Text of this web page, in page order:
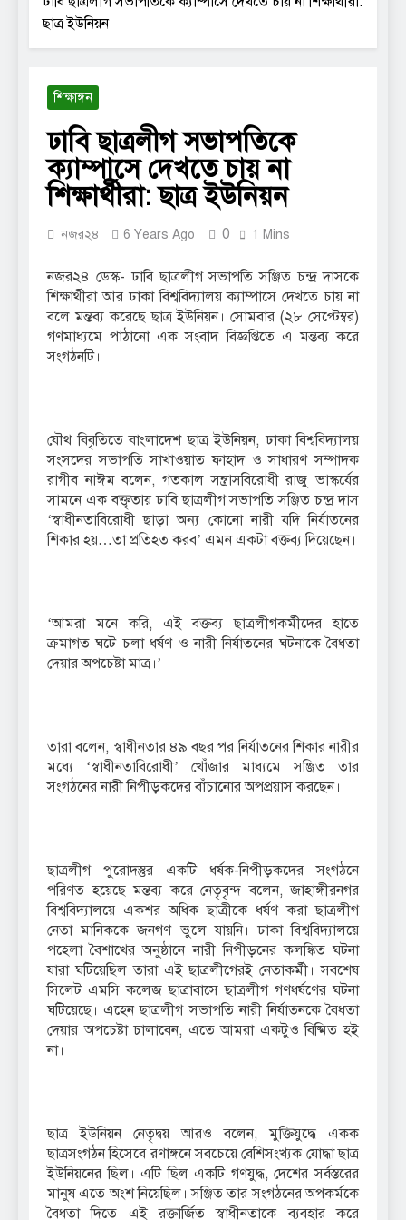
ছাত্র ইউনিয়ন
শিক্ষাঙ্গন
ঢাবি ছাত্রলীগ সভাপতিকে
ক্যাম্পাসে দেখতে চায় না
শিক্ষার্থীরা: ছাত্র ইউনিয়ন
নজর২৪ 6 Years Ago 0 1 Mins
নজর২৪ ডেস্ক- ঢাবি ছাত্রলীগ সভাপতি সঞ্জিত চন্দ্র দাসকে
শিক্ষার্থীরা আর ঢাকা বিশ্ববিদ্যালয় ক্যাম্পাসে দেখতে চায় না
বলে মন্তব্য করেছে ছাত্র ইউনিয়ন। সোমবার (২৮ সেপ্টেম্বর)
গণমাধ্যমে পাঠানো এক সংবাদ বিজ্ঞপ্তিতে এ মন্তব্য করে
সংগঠনটি।
যৌথ বিবৃতিতে বাংলাদেশ ছাত্র ইউনিয়ন, ঢাকা বিশ্ববিদ্যালয়
সংসদের সভাপতি সাখাওয়াত ফাহাদ ও সাধারণ সম্পাদক
রাগীব নাঈম বলেন, গতকাল সন্ত্রাসবিরোধী রাজু ভাস্কর্যের
সামনে এক বক্তৃতায় ঢাবি ছাত্রলীগ সভাপতি সঞ্জিত চন্দ্র দাস
‘স্বাধীনতাবিরোধী ছাড়া অন্য কোনো নারী যদি নির্যাতনের
শিকার হয়…তা প্রতিহত করব’ এমন একটা বক্তব্য দিয়েছেন।
‘আমরা মনে করি, এই বক্তব্য ছাত্রলীগকর্মীদের হাতে
ক্রমাগত ঘটে চলা ধর্ষণ ও নারী নির্যাতনের ঘটনাকে বৈধতা
দেয়ার অপচেষ্টা মাত্র।’
তারা বলেন, স্বাধীনতার ৪৯ বছর পর নির্যাতনের শিকার নারীর
মধ্যে ‘স্বাধীনতাবিরোধী’ খোঁজার মাধ্যমে সঞ্জিত তার
সংগঠনের নারী নিপীড়কদের বাঁচানোর অপপ্রয়াস করছেন।
ছাত্রলীগ পুরোদস্তুর একটি ধর্ষক-নিপীড়কদের সংগঠনে
পরিণত হয়েছে মন্তব্য করে নেতৃবৃন্দ বলেন, জাহাঙ্গীরনগর
বিশ্ববিদ্যালয়ে একশর অধিক ছাত্রীকে ধর্ষণ করা ছাত্রলীগ
নেতা মানিককে জনগণ ভুলে যায়নি। ঢাকা বিশ্ববিদ্যালয়ে
পহেলা বৈশাখের অনুষ্ঠানে নারী নিপীড়নের কলঙ্কিত ঘটনা
যারা ঘটিয়েছিল তারা এই ছাত্রলীগেরই নেতাকর্মী। সবশেষ
সিলেট এমসি কলেজ ছাত্রাবাসে ছাত্রলীগ গণধর্ষণের ঘটনা
ঘটিয়েছে। এহেন ছাত্রলীগ সভাপতি নারী নির্যাতনকে বৈধতা
দেয়ার অপচেষ্টা চালাবেন, এতে আমরা একটুও বিষ্মিত হই
না।
ছাত্র ইউনিয়ন নেতৃদ্বয় আরও বলেন, মুক্তিযুদ্ধে একক
ছাত্রসংগঠন হিসেবে রণাঙ্গনে সবচেয়ে বেশিসংখ্যক যোদ্ধা ছাত্র
ইউনিয়নের ছিল। এটি ছিল একটি গণযুদ্ধ, দেশের সর্বস্তরের
মানুষ এতে অংশ নিয়েছিল। সঞ্জিত তার সংগঠনের অপকর্মকে
বৈধতা দিতে এই রক্তার্জিত স্বাধীনতাকে ব্যবহার করে